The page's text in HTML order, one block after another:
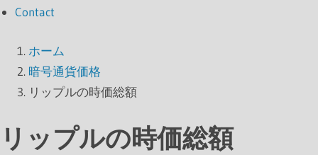
Contact
ホーム
暗号通貨価格
リップルの時価総額
リップルの時価総額